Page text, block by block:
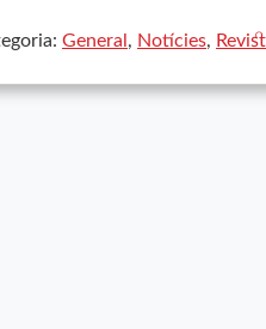
General , Notícies,